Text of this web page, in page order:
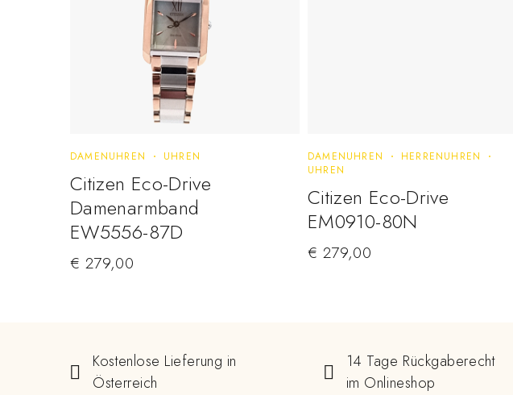
DAMENUHREN UHREN
Citizen Eco-Drive
Damenarmband
EW5556-87D
€ 279,00
DAMENUHREN
HERRENUHREN
UHREN
Citizen Eco-Drive
EM0910-80N
€ 279,00
Kostenlose Lieferung in
Österreich
14 Tage Rückgaberecht
im Onlineshop